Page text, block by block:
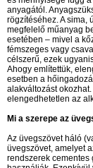
anyagától.
rögzítéséhez. A sima,
megfelelő műanyag
esetében – mivel a
fémszeges vagy
célszerű, ezek
Ahogy említettük,
esetben a
alakváltozást
elengedhetetlen az
Mi a szerepe az
Az üvegszövet háló
üvegszövet, amelyet
rendszerek cementes